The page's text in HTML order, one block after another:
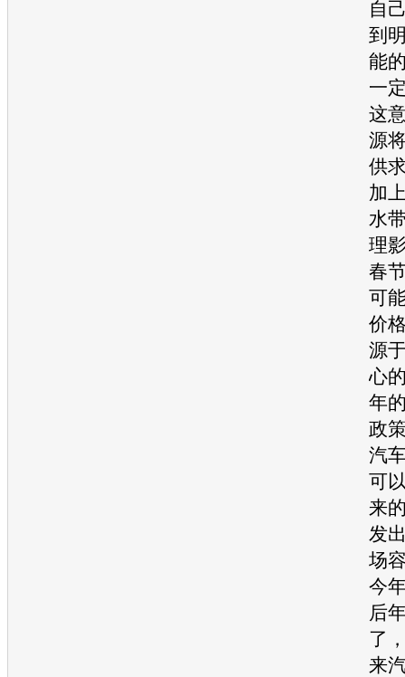
自
到
能
一
这
源
供
加
水
理
春
可
价
源
心
年
政
汽
可
来
发
场
今
后
了
来